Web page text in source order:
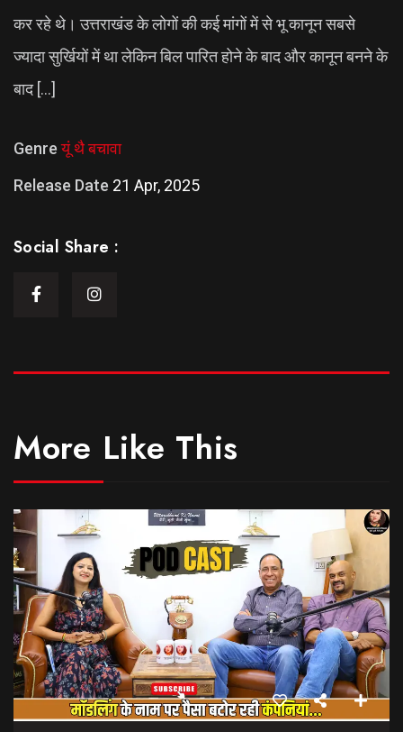
कर रहे थे। उत्तराखंड के लोगों की कई मांगों में से भू कानून सबसे
ज्यादा सुर्खियों में था लेकिन बिल पारित होने के बाद और कानून बनने के
बाद […]
Genre यूं थै बचावा
Release Date 21 Apr, 2025
Social Share :
More Like This